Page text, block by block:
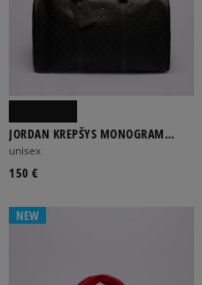
JORDAN KREPŠYS MONOGRAM
DUFFLE
unisex
150 €
NEW